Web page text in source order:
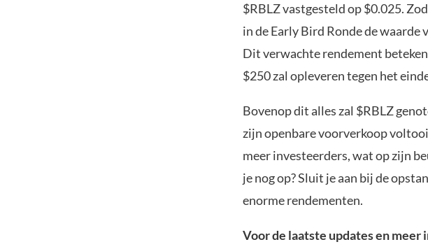
$RBLZ vastgesteld op $0.025.
in de Early Bird Ronde de
Dit verwachte rendement
$250 zal opleveren tegen het
Bovenop dit alles zal $RBLZ
zijn openbare voorverkoop
meer investeerders, wat op zijn
je nog op? Sluit je aan bij de
enorme rendementen.
Voor de laatste updates en